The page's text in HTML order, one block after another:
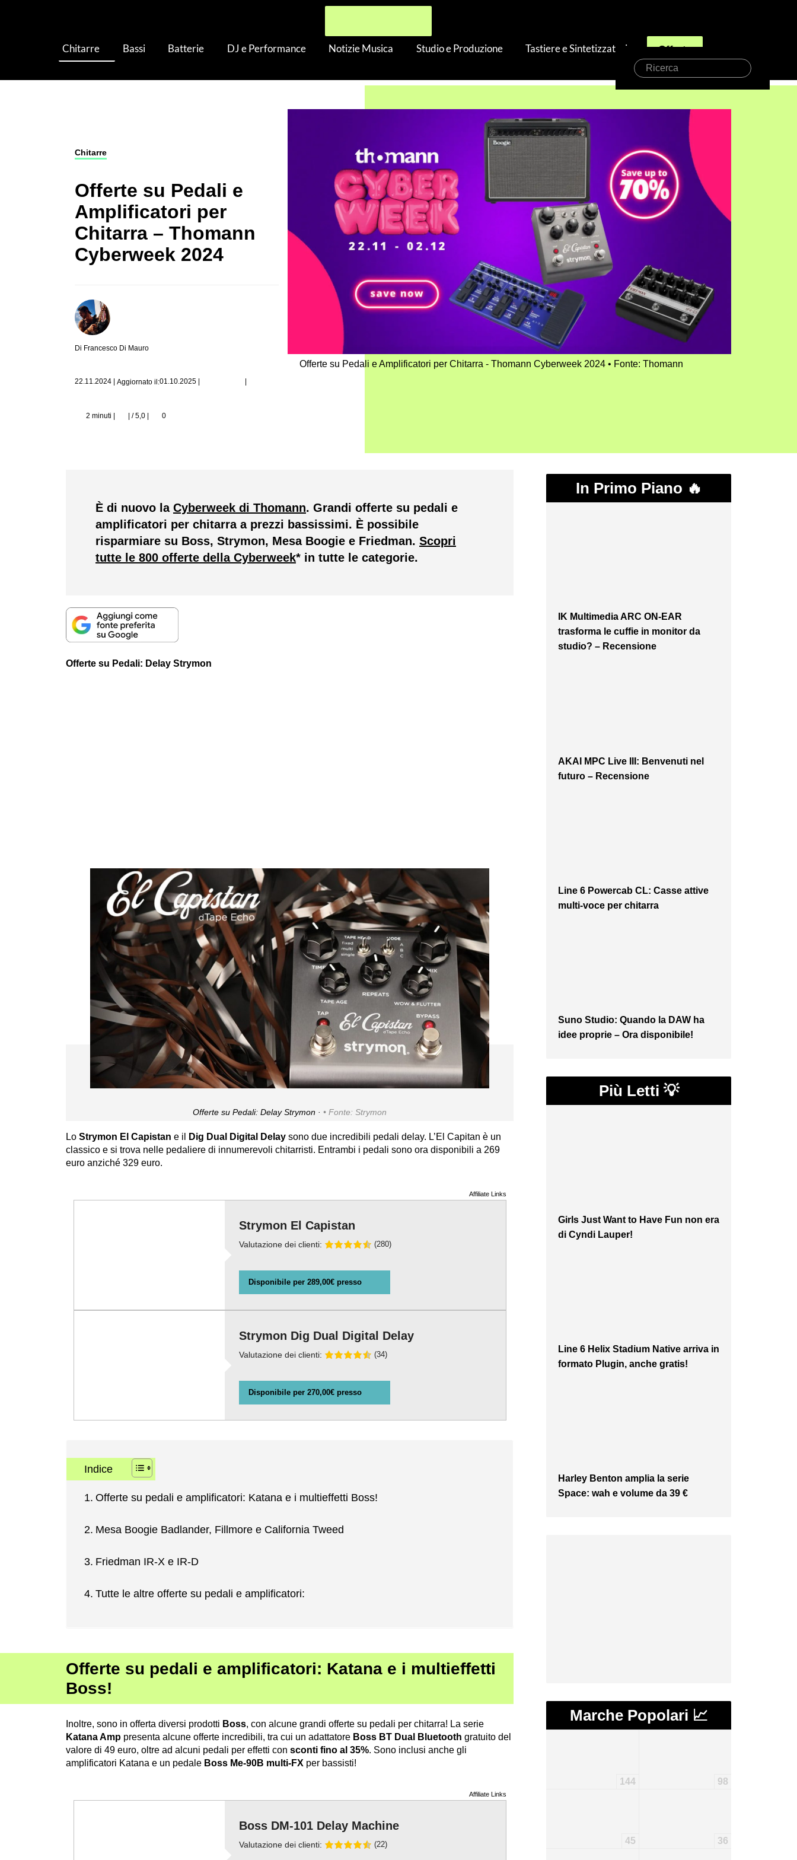
Chitarre Bassi Batterie DJ e Performance Notizie Musica Studio e Produzione Tastiere e Sintetizzatori Offerte
Ricerca
Chitarre
Offerte su Pedali e
Amplificatori per
Chitarra – Thomann
Cyberweek 2024
Di Francesco Di Mauro
22.11.2024 Aggiornato il:01.10.2025
2 minuti | | / 5,0 | 0
Offerte su Pedali e Amplificatori per Chitarra - Thomann Cyberweek 2024 Fonte: Thomann
È di nuovo la Cyberweek di Thomann. Grandi offerte su pedali e
amplificatori per chitarra a prezzi bassissimi. È possibile
risparmiare su Boss, Strymon, Mesa Boogie e Friedman. Scopri
tutte le 800 offerte della Cyberweek* in tutte le categorie.
Offerte su Pedali: Delay Strymon
Offerte su Pedali: Delay Strymon · Fonte: Strymon
Lo Strymon El Capistan e il Dig Dual Digital Delay sono due incredibili pedali delay. L’El Capitan è un
classico e si trova nelle pedaliere di innumerevoli chitarristi. Entrambi i pedali sono ora disponibili a 269
euro anziché 329 euro.
Affiliate Links
Strymon El Capistan
Valutazione dei clienti: (280)
Disponibile per 289,00€ presso
Strymon Dig Dual Digital Delay
Valutazione dei clienti: (34)
Disponibile per 270,00€ presso
Indice
Offerte su pedali e amplificatori: Katana e i multieffetti Boss!
Mesa Boogie Badlander, Fillmore e California Tweed
Friedman IR-X e IR-D
Tutte le altre offerte su pedali e amplificatori:
Offerte su pedali e amplificatori: Katana e i multieffetti
Boss!
Inoltre, sono in offerta diversi prodotti Boss, con alcune grandi offerte su pedali per chitarra! La serie
Katana Amp presenta alcune offerte incredibili, tra cui un adattatore Boss BT Dual Bluetooth gratuito del
valore di 49 euro, oltre ad alcuni pedali per effetti con sconti fino al 35%. Sono inclusi anche gli
amplificatori Katana e un pedale Boss Me-90B multi-FX per bassisti!
Affiliate Links
Boss DM-101 Delay Machine
Valutazione dei clienti: (22)
In Primo Piano 🔥
IK Multimedia ARC ON-EAR
trasforma le cuffie in monitor da
studio? – Recensione
AKAI MPC Live III: Benvenuti nel
futuro – Recensione
Line 6 Powercab CL: Casse attive
multi-voce per chitarra
Suno Studio: Quando la DAW ha
idee proprie – Ora disponibile!
Più Letti 💡
Girls Just Want to Have Fun non era
di Cyndi Lauper!
Line 6 Helix Stadium Native arriva in
formato Plugin, anche gratis!
Harley Benton amplia la serie
Space: wah e volume da 39 €
Marche Popolari 📈
144 98
45 36